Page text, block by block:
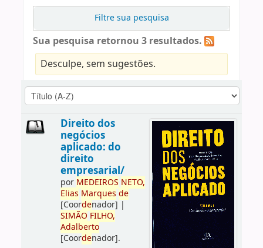
Filtre sua pesquisa
Sua pesquisa retornou 3 resultados.
Desculpe, sem sugestões.
Direito dos
negócios
aplicado: do
direito
empresarial/
por MEDEIROS NETO,
Elias Marques de
[Coordenador] |
SIMÃO FILHO,
Adalberto
[Coordenador].